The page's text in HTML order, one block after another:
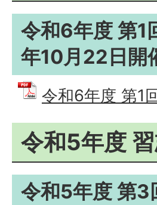
令和6年度 第1
年10月22日開
令和6年度 第1
令和5年度
令和5年度 第3